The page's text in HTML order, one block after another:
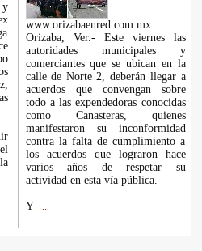
www.orizabaenred.com.mx
Orizaba, Ver.- Este viernes las
autoridades municipales y
comerciantes que se ubican en la
calle de Norte 2, deberán llegar a
acuerdos que convengan sobre
todo a las expendedoras conocidas
como Canasteras, quienes
manifestaron su inconformidad
contra la falta de cumplimiento a
los acuerdos que lograron hace
varios años de respetar su
actividad en esta vía pública.
Y